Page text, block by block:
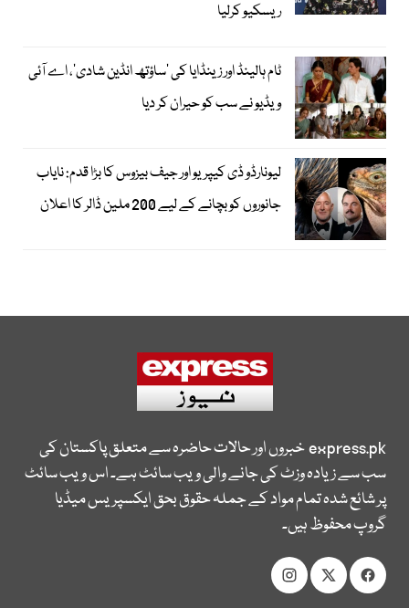
ریسکیو کرلیا
ٹام ہالینڈ اور زینڈایا کی ’ساؤتھ انڈین شادی‘، اے آئی
ویڈیو نے سب کو حیران کر دیا
لیونارڈو ڈی کیپریو اور جیف بیزوس کا بڑا قدم: نایاب
جانوروں کو بچانے کے لیے 200 ملین ڈالر کا اعلان
express.pkخبروں اور حالات حاضرہ سے متعلق پاکستان کی
سب سے زیادہ وزٹ کی جانے والی ویب سائٹ ہے۔ اس ویب سائٹ
پر شائع شدہ تمام مواد کے جملہ حقوق بحق ایکسپریس میڈیا
گروپ محفوظ ہیں۔